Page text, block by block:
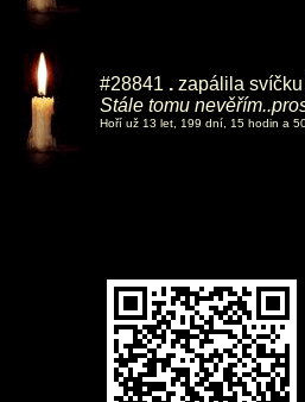
#28841 . zapálila svíčku
Stále tomu
Hoří už 13 let, 199 dní, 15 hodin a